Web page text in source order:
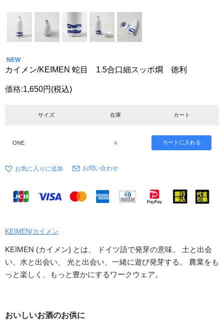
NEW
カイメン/KEIMEN 蛇目 1.5合口細スッポ燗 徳利
価格:1,650円 (税込)
サイズ 在庫 カート
ONE ○
お問い合わせ
KEIMEN/カイメン
KEIMEN (カイメン) とは、 ドイツ語で発芽の意味。 土と出会
い、水と出会い、 光と出会い、一緒に遊び発芽する。 農業をも
っと楽しく、もっと豊かにするワークウェア。
おいしいお酒のお供に